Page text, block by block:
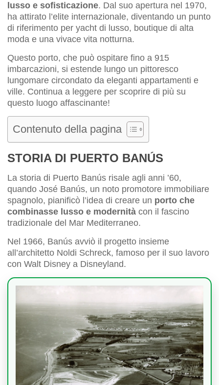
lusso e sofisticazione. Dal suo apertura nel 1970,
ha attirato l’elite internazionale, diventando un punto
di riferimento per yacht di lusso, boutique di alta
moda e una vivace vita notturna.
Questo porto, che può ospitare fino a 915
imbarcazioni, si estende lungo un pittoresco
lungomare circondato da eleganti appartamenti e
ville. Continua a leggere per scoprire di più su
questo luogo affascinante!
Contenuto della pagina
STORIA DI PUERTO BANÚS
La storia di Puerto Banús risale agli anni ’60,
quando José Banús, un noto promotore immobiliare
spagnolo, pianificò l’idea di creare un porto che
combinasse lusso e modernità con il fascino
tradizionale del Mar Mediterraneo.
Nel 1966, Banús avviò il progetto insieme
all’architetto Noldi Schreck, famoso per il suo lavoro
con Walt Disney a Disneyland.